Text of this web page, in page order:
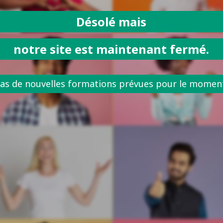
Désolé mais
notre site est maintenant fermé.
de nouvelles formations prévues pour le